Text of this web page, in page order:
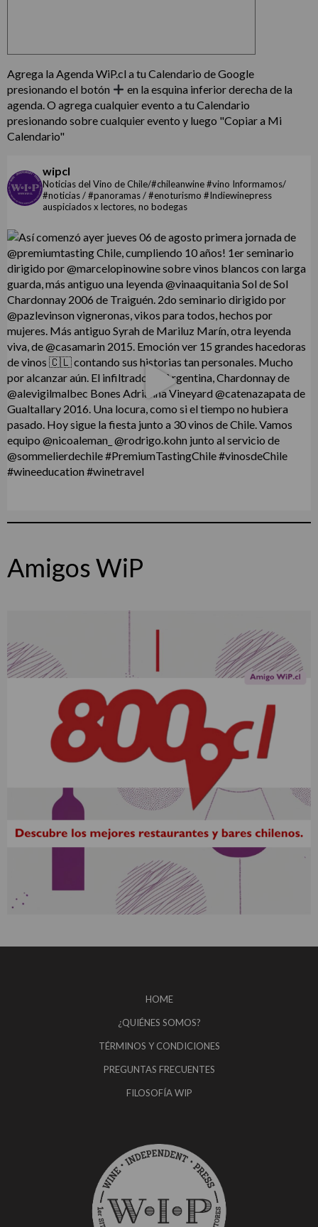
Agrega la Agenda WiP.cl a tu Calendario de Google
presionando el botón
en la esquina inferior derecha de la
agenda. O agrega cualquier evento a tu Calendario
presionando sobre cualquier evento y luego "Copiar a Mi
Calendario"
wipcl
Noticias del Vino de Chile/#chileanwine #vino Informamos/
#noticias / #panoramas / #enoturismo #Indiewinepress
auspiciados x lectores, no bodegas
Amigos WiP
HOME
¿QUIÉNES SOMOS?
TÉRMINOS Y CONDICIONES
PREGUNTAS FRECUENTES
FILOSOFÍA WIP